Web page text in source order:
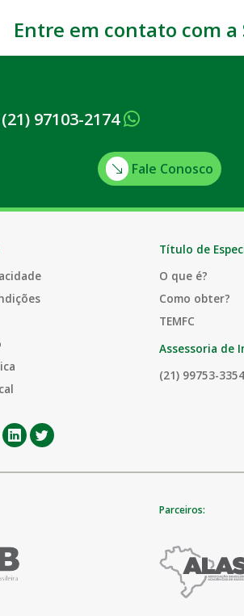
Entre em contato com a
(21) 97103-2174
Fale Conosco
Título de
O que é?
Como obter?
TEMFC
Assessoria de
(21) 99753-3354
Parceiros: